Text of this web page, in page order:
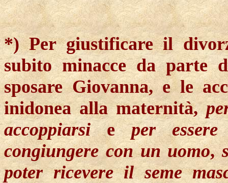
*) Per giustificare il
subito minacce da
sposare Giovanna, e le
inidonea alla maternità,
accoppiarsieper
congiungere con un uomo,
poter ricevere il seme